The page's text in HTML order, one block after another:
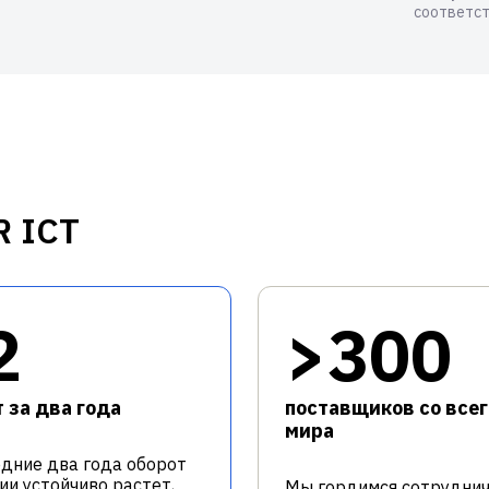
ICT
за два года
два года оборот
устойчиво растет,
>300
поставщиков со
мира